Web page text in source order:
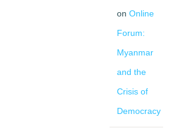
on Online
Forum:
Myanmar
and the
Crisis of
Democracy